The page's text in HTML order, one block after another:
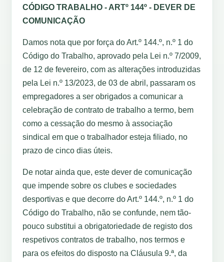
CÓDIGO TRABALHO - ARTº 144º - DEVER DE
COMUNICAÇÃO
Damos nota que por força do Art.º 144.º, n.º 1 do
Código do Trabalho, aprovado pela Lei n.º 7/2009,
de 12 de fevereiro, com as alterações introduzidas
pela Lei n.º 13/2023, de 03 de abril, passaram os
empregadores a ser obrigados a comunicar a
celebração de contrato de trabalho a termo, bem
como a cessação do mesmo à associação
sindical em que o trabalhador esteja filiado, no
prazo de cinco dias úteis.
De notar ainda que, este dever de comunicação
que impende sobre os clubes e sociedades
desportivas e que decorre do Art.º 144.º, n.º 1 do
Código do Trabalho, não se confunde, nem tão-
pouco substitui a obrigatoriedade de registo dos
respetivos contratos de trabalho, nos termos e
para os efeitos do disposto na Cláusula 9.ª, da